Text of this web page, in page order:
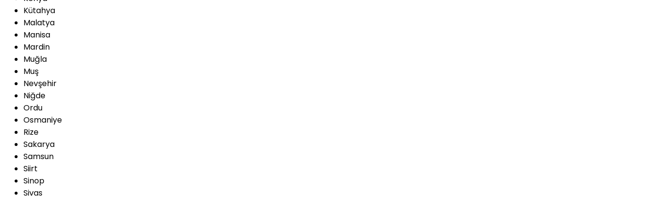
Kütahya
Malatya
Manisa
Mardin
Muğla
Muş
Nevşehir
Niğde
Ordu
Osmaniye
Rize
Sakarya
Samsun
Siirt
Sinop
Sivas